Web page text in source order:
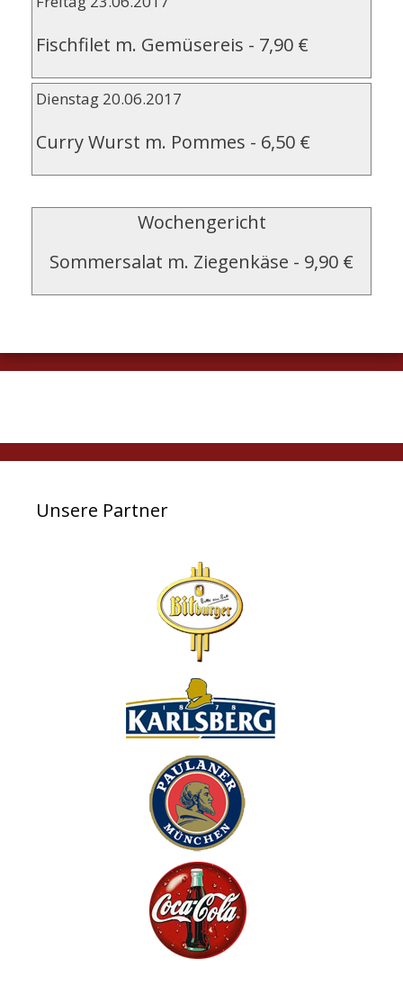
Fischfilet m. Gemüsereis - 7,90 €
Dienstag 20.06.2017
Curry Wurst m. Pommes - 6,50 €
Wochengericht
Sommersalat m. Ziegenkäse - 9,90 €
Unsere Partner